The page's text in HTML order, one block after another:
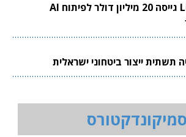
Limitless Labs גייסה 20 מיליון דולר לפיתוח AI
סמיקונדקטורס